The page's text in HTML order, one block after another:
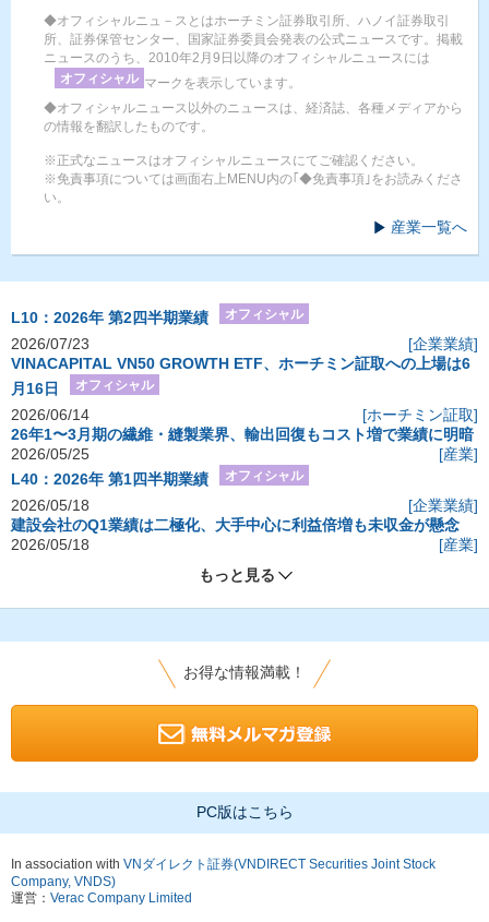
◆オフィシャルニュ－スとはホーチミン証券取引所、ハノイ証券取引
所、証券保管センター、国家証券委員会発表の公式ニュースです。掲載
ニュースのうち、2010年2月9日以降のオフィシャルニュースには
オフィシャル マークを表示しています。
◆オフィシャルニュース以外のニュースは、経済誌、各種メディアから
の情報を翻訳したものです。
※正式なニュースはオフィシャルニュースにてご確認ください。
※免責事項については画面右上MENU内の｢◆免責事項｣をお読みくださ
い。
産業一覧へ
L10：2026年 第2四半期業績 オフィシャル
2026/07/23
[企業業績]
VINACAPITAL VN50 GROWTH ETF、ホーチミン証取への上場は6
月16日
オフィシャル
2026/06/14
[ホーチミン証取]
26年1〜3月期の繊維・縫製業界、輸出回復もコスト増で業績に明暗
2026/05/25
[産業]
L40：2026年 第1四半期業績
オフィシャル
2026/05/18
[企業業績]
建設会社のQ1業績は二極化、大手中心に利益倍増も未収金が懸念
2026/05/18
[産業]
もっと見る
お得な情報満載！
PC版はこちら
In association with VNダイレクト証券(VNDIRECT Securities Joint Stock
Company, VNDS)
運営： Verac Company Limited